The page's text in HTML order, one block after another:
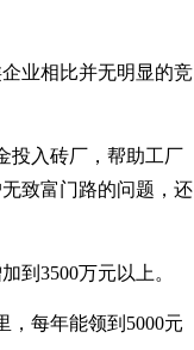
业相比并无明显的竞
投入砖厂，帮助工厂
致富门路的问题，还
到3500万元以上。
，每年能领到5000元